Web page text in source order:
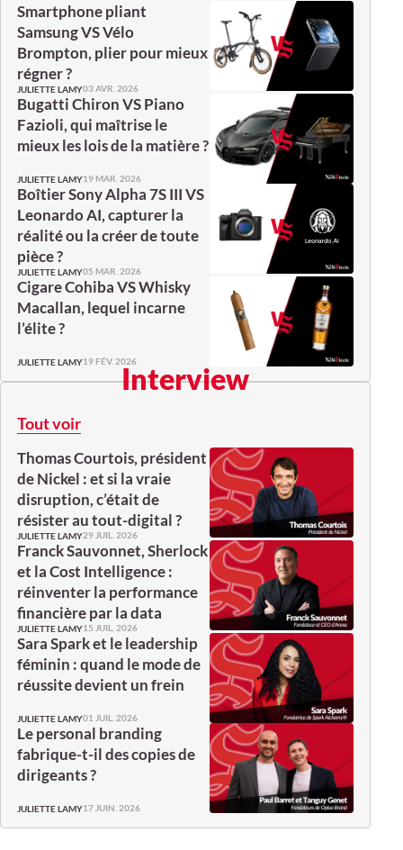
Smartphone pliant
Samsung VS Vélo
Brompton, plier pour mieux
régner ?
JULIETTE LAMY03 AVR. 2026
Bugatti Chiron VS Piano
Fazioli, qui maîtrise le
mieux les lois de la matière ?
JULIETTE LAMY19 MAR. 2026
Boîtier Sony Alpha 7S III VS
Leonardo AI, capturer la
réalité ou la créer de toute
pièce ?
JULIETTE LAMY05 MAR. 2026
Cigare Cohiba VS Whisky
Macallan, lequel incarne
l’élite ?
JULIETTE LAMY19 FÉV. 2026Interview
Tout voir
Thomas Courtois, président
de Nickel : et si la vraie
disruption, c’était de
résister au tout-digital ?
JULIETTE LAMY29 JUIL. 2026
Franck Sauvonnet, Sherlock
et la Cost Intelligence :
réinventer la performance
financière par la data
JULIETTE LAMY15 JUIL. 2026
Sara Spark et le leadership
féminin : quand le mode de
réussite devient un frein
JULIETTE LAMY01 JUIL. 2026
Le personal branding
fabrique-t-il des copies de
dirigeants ?
JULIETTE LAMY17 JUIN. 2026